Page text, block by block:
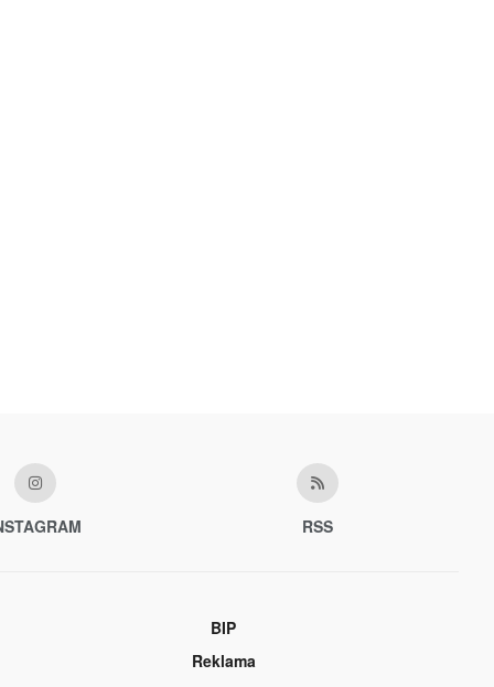
RSS
BIP
Reklama